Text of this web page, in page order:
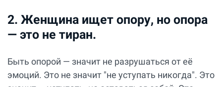
2. Женщина ищет опору, но опора
— это не тиран.
Быть опорой — значит не разрушаться от её
эмоций. Это не значит "не уступать никогда". Это